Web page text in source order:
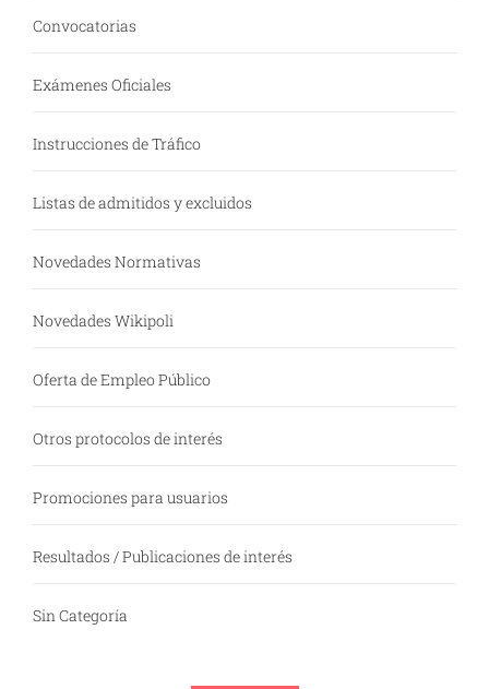
Convocatorias
Exámenes Oficiales
Instrucciones de Tráfico
Listas de admitidos y excluidos
Novedades Normativas
Novedades Wikipoli
Oferta de Empleo Público
Otros protocolos de interés
Promociones para usuarios
Resultados / Publicaciones de interés
Sin Categoría